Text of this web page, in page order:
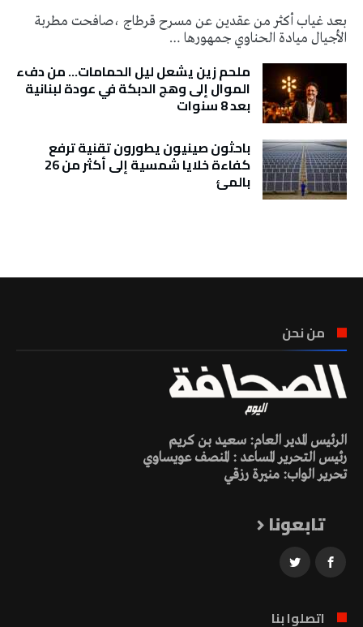
بعد غياب أكثر من عقدين عن مسرح قرطاج ،صافحت مطربة
الأجيال ميادة الحناوي جمهورها …
ملحم زين يشعل ليل الحمامات… من دفء
الموال إلى وهج الدبكة في عودة لبنانية
بعد 8 سنوات
باحثون صينيون يطورون تقنية ترفع
كفاءة خلايا شمسية إلى أكثر من 26
بالمئ
من نحن
الرئيس المدير العام: سعيد بن كريم
رئيس التحرير المساعد : المنصف عويساوي
تحرير الواب: منيرة رزقي
تابعونا
اتصلوا بنا